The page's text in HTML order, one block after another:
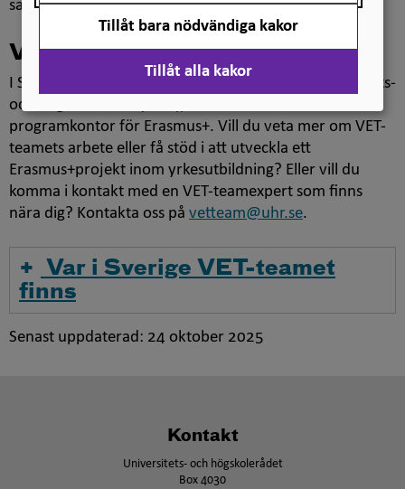
samarbeten.
Vill du veta mer?
I Sverige samordnas VET-teamets arbete av Universitets-
och högskolerådet (UHR), som också är nationellt
programkontor för Erasmus+. Vill du veta mer om VET-
teamets arbete eller få stöd i att utveckla ett
Erasmus+projekt inom yrkesutbildning? Eller vill du
komma i kontakt med en VET-teamexpert som finns
nära dig? Kontakta oss på vetteam@uhr.se.
Var i Sverige VET-teamet
finns
Senast uppdaterad: 24 oktober 2025
Kontakt
Universitets- och högskolerådet
Box 4030
Tillåt bara nödvändiga kakor
Tillåt alla kakor